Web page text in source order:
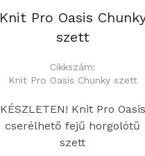
Knit Pro Oasis
szett
Cikkszám:
Knit Pro Oasis Chunky szett
KÉSZLETEN! Knit Pro Oasis
cserélhető fejű horgolótű
szett